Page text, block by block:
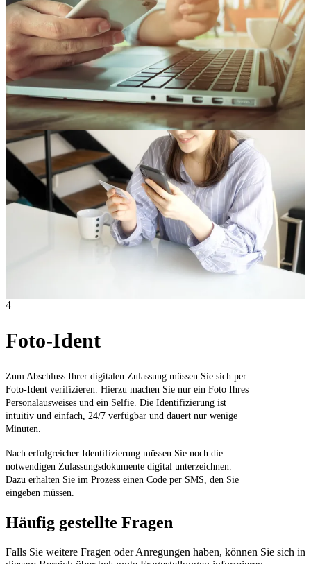
4
Foto-Ident
Zum Abschluss Ihrer digitalen Zulassung müssen Sie sich per
Foto-Ident verifizieren. Hierzu machen Sie nur ein Foto Ihres
Personalausweises und ein Selfie. Die Identifizierung ist
intuitiv und einfach, 24/7 verfügbar und dauert nur wenige
Minuten.
Nach erfolgreicher Identifizierung müssen Sie noch die
notwendigen Zulassungsdokumente digital unterzeichnen.
Dazu erhalten Sie im Prozess einen Code per SMS, den Sie
eingeben müssen.
Häufig gestellte Fragen
Falls Sie weitere Fragen oder Anregungen haben, können Sie sich in